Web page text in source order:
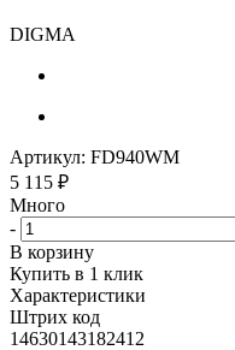
DIGMA
Артикул: FD940WM
5 115 ₽
Много
-
В корзину
Купить в 1 клик
Характеристики
Штрих код
14630143182412